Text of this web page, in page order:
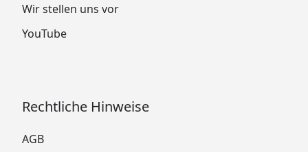
Wir stellen uns vor
YouTube
Rechtliche Hinweise
AGB